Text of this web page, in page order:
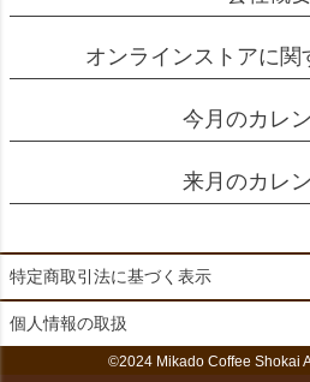
オンラインストアに関
今月のカレ
来月のカレ
特定商取引法に基づく表示
個人情報の取扱
©2024 Mikado Coffee Shokai